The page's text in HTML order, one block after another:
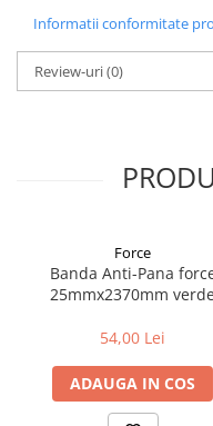
Ghidoane bicicleta
Pipe ghidon
Pedale bicicleta
Cabluri si camasi
Placute frana bicicleta
Discuri frana bicicleta
Adaptoare frana bicicleta
Frane pe disc
Frane pe janta
Informatii conformitate
Review-uri(0)
Force
Banda Anti-Pana
25mmx2370mm
54,00 Lei
ADAUGA IN COS